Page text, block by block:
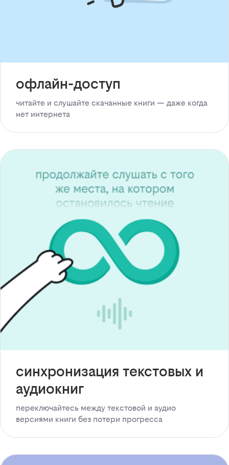
офлайн-доступ
читайте и слушайте скачанные книги — даже когда
нет интернета
синхронизация текстовых и
аудиокниг
переключайтесь между текстовой и аудио
версиями книги без потери прогресса